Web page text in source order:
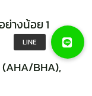
างน้อย 1
BHA),